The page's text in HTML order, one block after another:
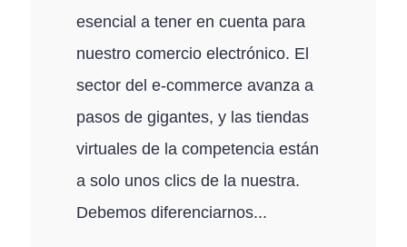
esencial a tener en cuenta para
nuestro comercio electrónico. El
sector del e-commerce avanza a
pasos de gigantes, y las tiendas
virtuales de la competencia están
a solo unos clics de la nuestra.
Debemos diferenciarnos...